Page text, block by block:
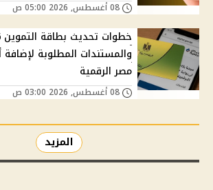
والمستندات المطلوبة لإضافة
مصر الرقمية
المزيد